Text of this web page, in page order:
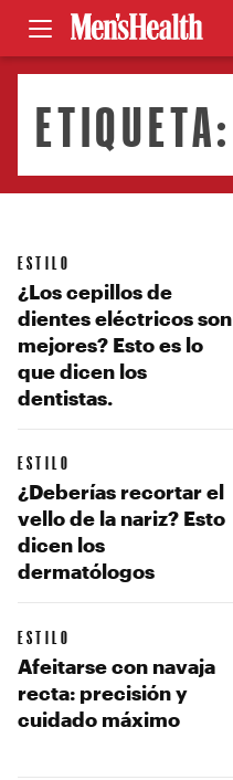
ETIQUETA:
ESTILO
¿Los cepillos de
dientes eléctricos son
mejores? Esto es lo
que dicen los
dentistas.
ESTILO
¿Deberías recortar el
vello de la nariz? Esto
dicen los
dermatólogos
ESTILO
Afeitarse con navaja
recta: precisión y
cuidado máximo